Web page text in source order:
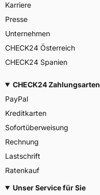
Karriere
Presse
Unternehmen
CHECK24 Österreich
CHECK24 Spanien
CHECK24 Zahlungsarten
PayPal
Kreditkarten
Sofortüberweisung
Rechnung
Lastschrift
Ratenkauf
Unser Service für Sie